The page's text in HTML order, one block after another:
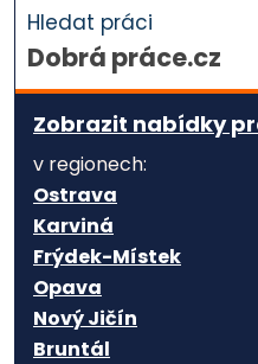
Hledat práci
Dobrá práce.cz
Zobrazit nabídky
v regionech:
Ostrava
Karviná
Frýdek-Místek
Opava
Nový Jičín
Bruntál